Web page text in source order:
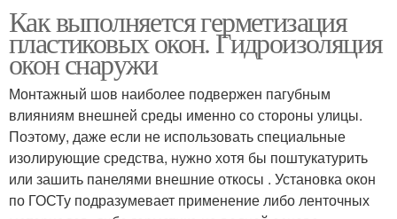
Как выполняется герметизация
пластиковых окон. Гидроизоляция
окон снаружи
Монтажный шов наиболее подвержен пагубным
влияниям внешней среды именно со стороны улицы.
Поэтому, даже если не использовать специальные
изолирующие средства, нужно хотя бы поштукатурить
или зашить панелями внешние откосы . Установка окон
по ГОСТу подразумевает применение либо ленточных